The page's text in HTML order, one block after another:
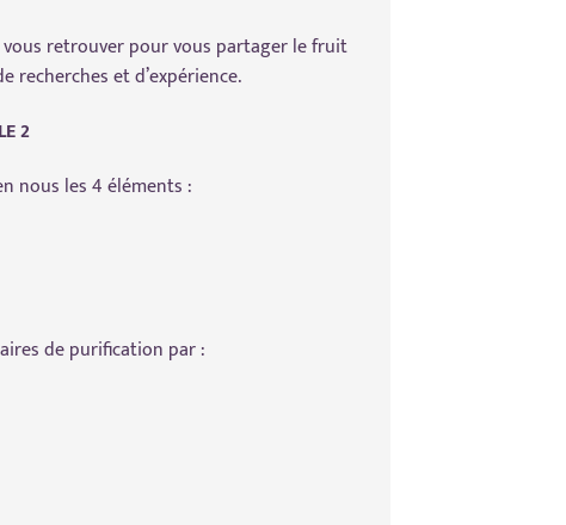
retrouver pour vous partager le fruit
recherches et d’expérience.
2
nous les 4 éléments :
de purification par :